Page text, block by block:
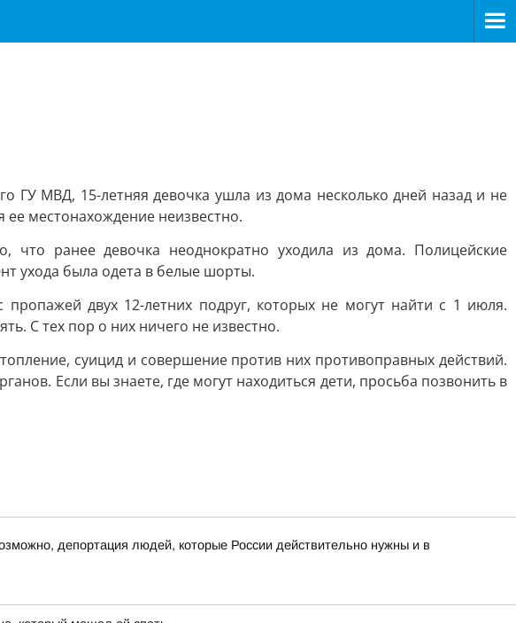
МВД, 15-летняя девочка ушла из дома несколько дней назад и не
местонахождение неизвестно.
что ранее девочка неоднократно уходила из дома. Полицейские
ухода была одета в белые шорты.
двух 12-летних подруг, которых не могут найти с 1 июля.
С тех пор о них ничего не известно.
суицид и совершение против них противоправных действий.
Если вы знаете, где могут находиться дети, просьба позвонить в
депортация людей, которые России действительно нужны и в